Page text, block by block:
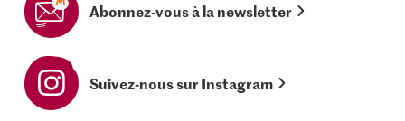
Abonnez-vous à la newsletter
Suivez-nous sur Instagram